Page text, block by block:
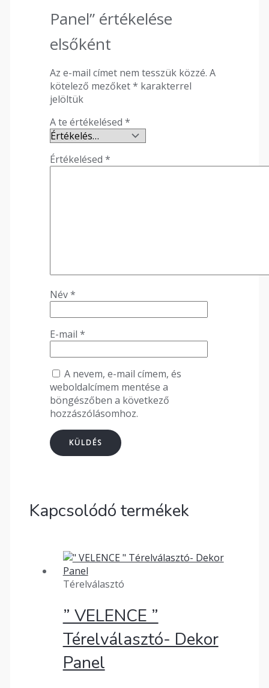
Panel” értékelése
elsőként
Az e-mail címet nem tesszük közzé. A
kötelező mezőket* karakterrel
jelöltük
A te értékelésed *
Értékelésed *
Név*
E-mail *
A nevem, e-mail címem, és
weboldalcímem mentése a
böngészőben a következő
hozzászólásomhoz.
Kapcsolódó termékek
Térelválasztó
” VELENCE ”
Térelválasztó- Dekor
Panel